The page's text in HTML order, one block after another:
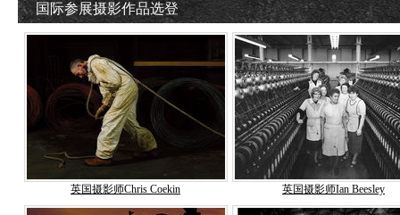
国际参展摄影作品选登
英国摄影师Chris Coekin 英国摄影师Ian Beesley